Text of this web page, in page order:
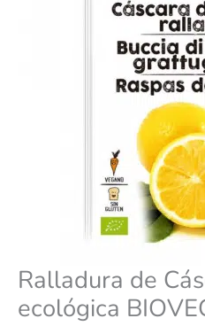
Ralladura de
ecológica